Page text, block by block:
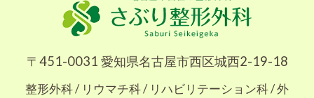
〒451-0031 愛知県名古屋市西区城西2-19-18
整形外科 / リウマチ科 / リハビリテーション科 / 外